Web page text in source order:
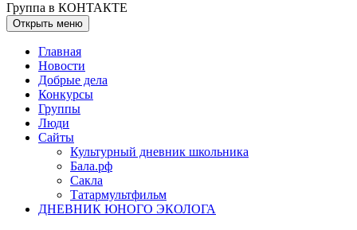
Группа в КОНТАКТЕ
Открыть меню
Главная
Новости
Добрые дела
Конкурсы
Группы
Люди
Сайты
Культурный дневник школьника
Бала.рф
Сакла
Татармультфильм
ДНЕВНИК ЮНОГО ЭКОЛОГА